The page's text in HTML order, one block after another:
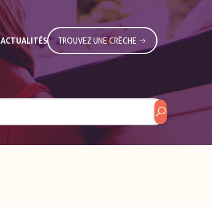
ACTUALITÉS TROUVEZ UNE CRÈCHE